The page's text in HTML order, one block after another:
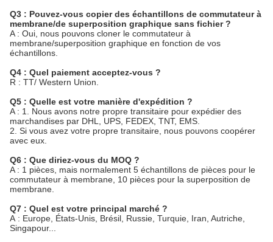
Q3 : Pouvez-vous copier des échantillons de commutateur à
membrane/de superposition graphique sans fichier ?
A : Oui, nous pouvons cloner le commutateur à
membrane/superposition graphique en fonction de vos
échantillons.
Q4 : Quel paiement acceptez-vous ?
R : TT/ Western Union.
Q5 : Quelle est votre manière d'expédition ?
A : 1. Nous avons notre propre transitaire pour expédier des
marchandises par DHL, UPS, FEDEX, TNT, EMS.
2. Si vous avez votre propre transitaire, nous pouvons coopérer
avec eux.
Q6 : Que diriez-vous du MOQ ?
A : 1 pièces, mais normalement 5 échantillons de pièces pour le
commutateur à membrane, 10 pièces pour la superposition de
membrane.
Q7 : Quel est votre principal marché ?
A : Europe, États-Unis, Brésil, Russie, Turquie, Iran, Autriche,
Singapour...